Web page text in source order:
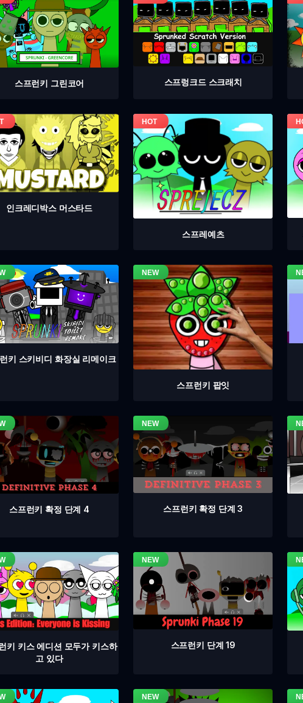
스프런키 그린코어 스프렁크드 스크래치
인크레디박스 머스타드
스프레예츠
키 스키비디 화장실 리메이크
스프런키 팝잇
스프런키 확정 단계 4 스프런키 확정 단계 3
키 키스 에디션 모두가 키스하
고 있다
스프런키 단계 19